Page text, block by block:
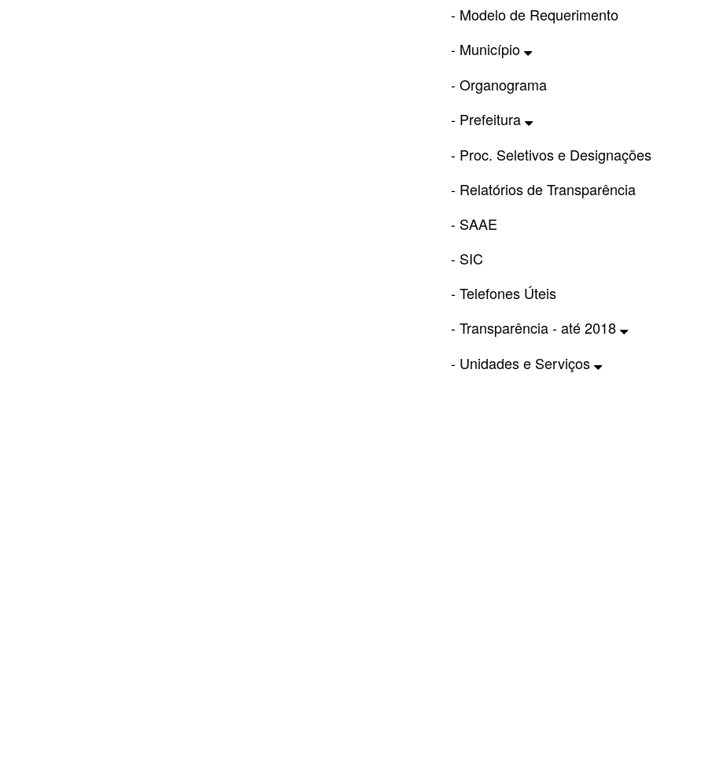
- Modelo de Requerimento
- Município
- Organograma
- Prefeitura
- Proc. Seletivos e Designações
- Relatórios de Transparência
- SAAE
- SIC
- Telefones Úteis
- Transparência - até 2018
- Unidades e Serviços